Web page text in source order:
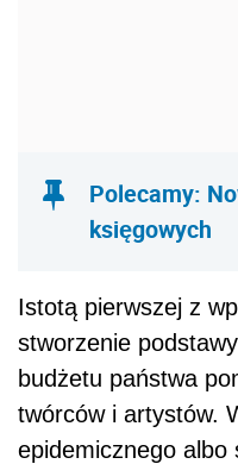
Polecamy:
księgowych
Istotą pierwszej z
stworzenie
budżetu państwa
twórców i artystów.
epidemicznego albo